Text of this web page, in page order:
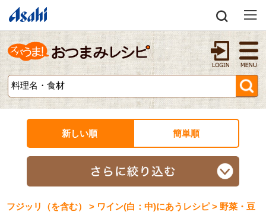
新しい順 簡単順
フジッリ（を含む） > ワイン(白：中)にあうレシピ > 野菜・豆